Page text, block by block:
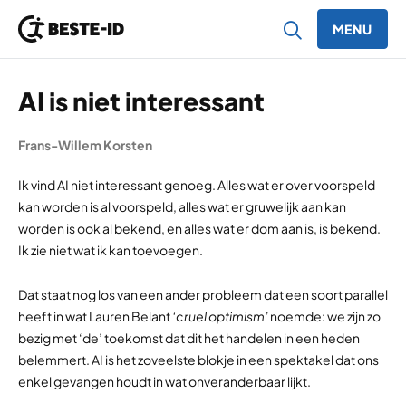
MENU
AI is niet interessant
Frans-Willem Korsten
Ik vind AI niet interessant genoeg. Alles wat er over voorspeld
kan worden is al voorspeld, alles wat er gruwelijk aan kan
worden is ook al bekend, en alles wat er dom aan is, is bekend.
Ik zie niet wat ik kan toevoegen.
Dat staat nog los van een ander probleem dat een soort parallel
heeft in wat Lauren Belant‘cruel optimism’noemde: we zijn zo
bezig met ‘de’ toekomst dat dit het handelen in een heden
belemmert. AI is het zoveelste blokje in een spektakel dat ons
enkel gevangen houdt in wat onveranderbaar lijkt.